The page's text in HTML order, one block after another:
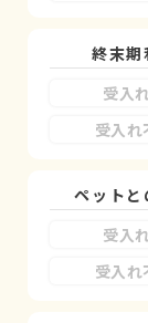
終末期
受入
受入れ
ペットと
受入
受入れ